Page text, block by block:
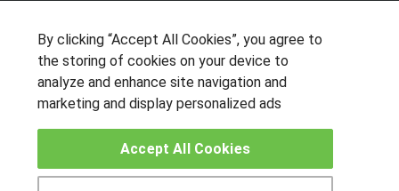
OTROS GRUPOS DE INTERES
Muro de los idiomas
Hablemos de empleo
Locos por las becas
By clicking “Accept All Cookies”, you agree to
the storing of cookies on your device to
analyze and enhance site navigation and
marketing and display personalized ads
Accept All Cookies